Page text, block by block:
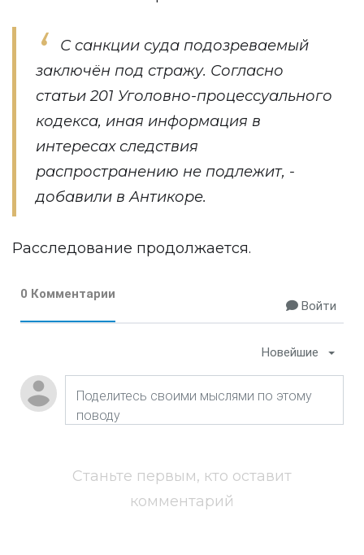
С санкции суда подозреваемый
заключён под стражу. Согласно
статьи 201 Уголовно-процессуального
кодекса, иная информация в
интересах следствия
распространению не подлежит, -
добавили в Антикоре.
Расследование продолжается.
0 Комментарии
Войти
Новейшие
Станьте первым, кто оставит
комментарий